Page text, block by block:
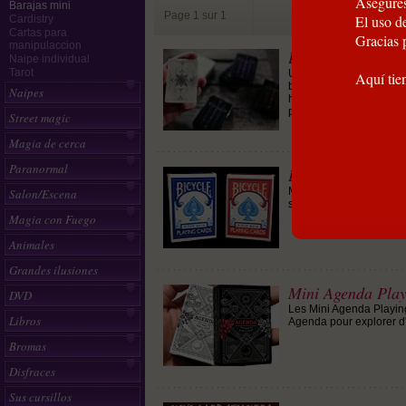
Barajas mini
Cardistry
Cartas para
manipulaccion
Naipe individual
Tarot
Naipes
Street magic
Magia de cerca
Paranormal
Salon/Escena
Magia con Fuego
Animales
Grandes ilusiones
DVD
Libros
Bromas
Disfraces
Sus cursillos
Page 1 sur 1
Baraja
Una baraja muy
baraja de cartas
ha sido creada desde
psicología de misma
Baraja Mini
Muy práctico para
se utiliza también en
Mini Agenda
Les Mini Agenda
Agenda pour explorer
El uso
Gracias
Aquí